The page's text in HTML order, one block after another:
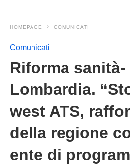
HOMEPAGE COMUNICATI
Comunicati
Riforma sanità-
Lombardia.
west ATS,
della regione
ente di